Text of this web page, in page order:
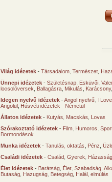
Világ idézetek - Társadalom Természet
Ünnepi idézetek - Születésnap Esküvői
locsolóversek
Ballagásra Mikulás Karácsony
Idegen nyelvű idézetek -Angol nyelvű I
Angolul Húsvéti idézetek - Németül
Állatos idézetek - Kutyás Macskás
Lovas
Szórakoztató idézetek - Film Humoros
Bormondások
Munka idézetek - Tanulás, oktatás Pénz
Családi idézetek - Család Gyerek
Élet idézetek - Barátság Élet Szabadság
Butaság Hazugság Betegség Halál, elmúlás